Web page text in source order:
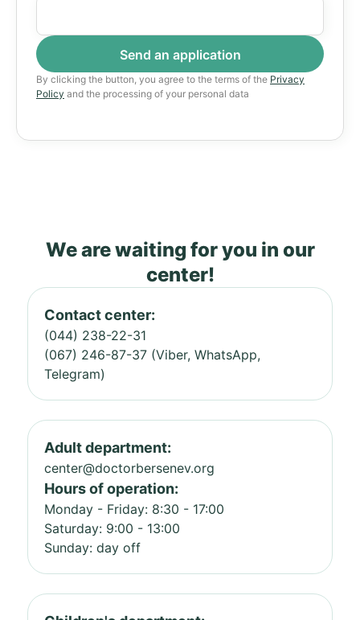
By clicking the button, you agree to the terms of the Privacy
Policy and the processing of your personal data
We are waiting for you in our
center!
Contact center:
(044) 238-22-31
(067) 246-87-37 (Viber, WhatsApp,
Telegram)
Adult department:
center@doctorbersenev.org
Hours of operation:
Monday - Friday: 8:30 - 17:00
Saturday: 9:00 - 13:00
Sunday: day off